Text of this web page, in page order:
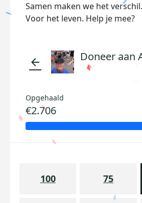
Samen maken we het
Voor het leven. Help je mee?
arrow_back Doneer aan
Opgehaald
€2.706
100 75